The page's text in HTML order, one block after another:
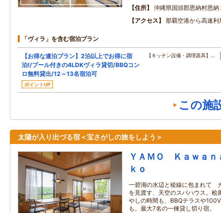
住所
沖縄県国頭郡恩納村恩納
アクセス
那覇空港から高速
「ヴィラ」を含む宿泊プラン
【お得な連泊プラン】2泊以上でお得に宿
泊!/プール付きの4LDKヴィラ貸切/BBQコン
ロ無料貸出/12～13名宿泊可
ポイントUP
【キッチン設備・調理器具】…
この施
太陽が入り出づる宿＜宝さがしの旅をしよう＞
ＹＡＭＯ Ｋａｗａｎ
ｋｏ
一碧湖の水辺と稜線に包まれて
を見渡す、天空のスパハウス。桧
やしの時間も、BBQテラスや
も。最大7名の一棟貸し切り宿。